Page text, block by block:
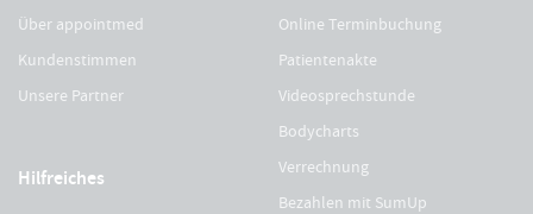
Über appointmed
Kundenstimmen
Unsere Partner
Hilfreiches
Online Terminbuchung
Patientenakte
Videosprechstunde
Bodycharts
Verrechnung
Bezahlen mit SumUp